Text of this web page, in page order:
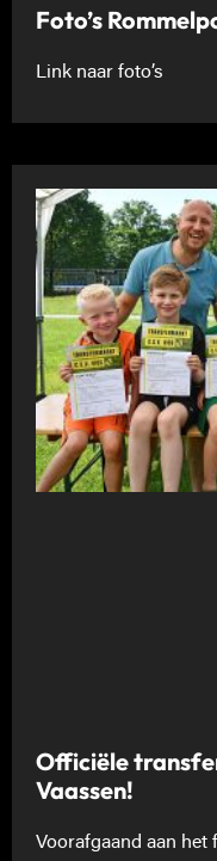
Foto’s
Link naar foto’s
Officiële
Vaassen!
Voorafgaand aan